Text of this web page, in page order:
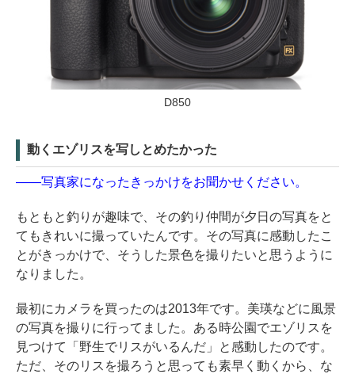
D850
動くエゾリスを写しとめたかった
――写真家になったきっかけをお聞かせください。
もともと釣りが趣味で、その釣り仲間が夕日の写真をと
てもきれいに撮っていたんです。その写真に感動したこ
とがきっかけで、そうした景色を撮りたいと思うように
なりました。
最初にカメラを買ったのは2013年です。美瑛などに風景
の写真を撮りに行ってました。ある時公園でエゾリスを
見つけて「野生でリスがいるんだ」と感動したのです。
ただ、そのリスを撮ろうと思っても素早く動くから、な